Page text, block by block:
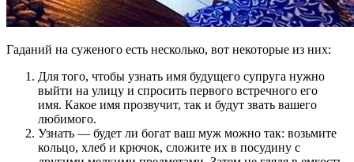
Гаданий на суженого есть несколько, вот некоторые из них:
Для того, чтобы узнать имя будущего супруга нужно
выйти на улицу и спросить первого встречного его
имя. Какое имя прозвучит, так и будут звать вашего
любимого.
Узнать — будет ли богат ваш муж можно так: возьмите
кольцо, хлеб и крючок, сложите их в посудину с